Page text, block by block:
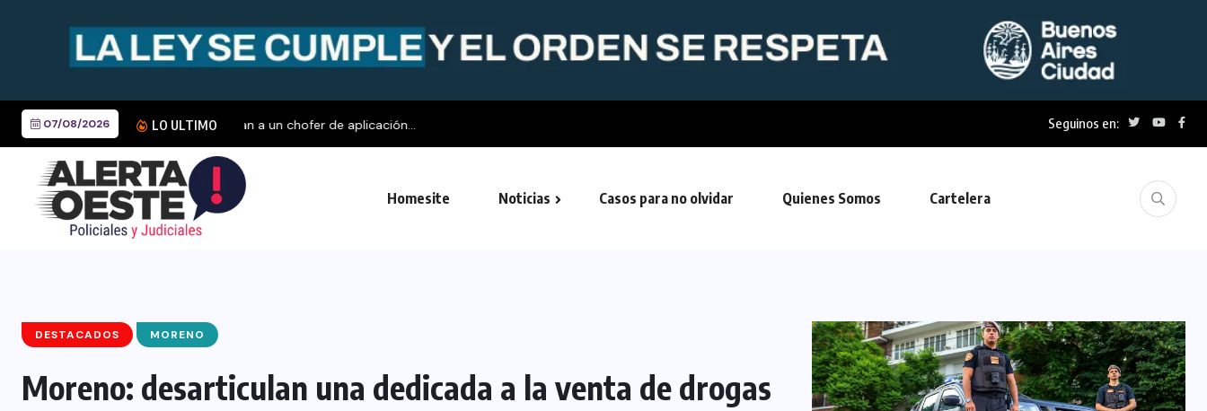
07/08/2026 LO ULTIMO Seguinos en:
Homesite Noticias Casos para no olvidar Quienes Somos Cartelera
DESTACADOS MORENO
Moreno: desarticulan una dedicada a la venta de drogas